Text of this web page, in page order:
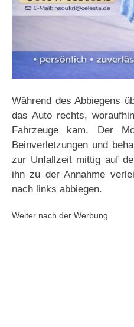
Während des Abbiegens
das Auto rechts,
Fahrzeuge kam. Der
Beinverletzungen und
zur Unfallzeit mittig auf
ihn zu der Annahme
nach links abbiegen.
Weiter nach der Werbung